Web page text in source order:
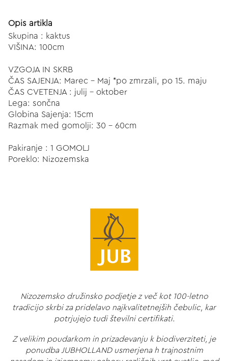
Opis artikla
Skupina : kaktus
VIŠINA: 100cm
VZGOJA IN SKRB
ČAS SAJENJA: Marec - Maj *po zmrzali, po 15. maju
ČAS CVETENJA : julij - oktober
Lega: sončna
Globina Sajenja: 15cm
Razmak med gomolji: 30 - 60cm
Pakiranje : 1 GOMOLJ
Poreklo: Nizozemska
Nizozemsko družinsko podjetje z več kot 100-letno
tradicijo skrbi za pridelavo najkvalitetnejših čebulic, kar
potrjujejo tudi številni certifikati.
Z velikim poudarkom in prizadevanju k biodiverziteti, je
ponudba JUBHOLLAND usmerjena h trajnostnim